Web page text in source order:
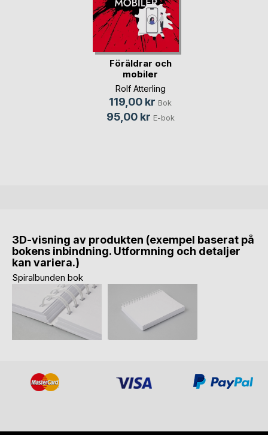
Föräldrar och
mobiler
Rolf Atterling
119,00 kr Bok
95,00 kr E-bok
3D-visning av produkten (exempel baserat på
bokens inbindning. Utformning och detaljer
kan variera.)
Spiralbunden bok